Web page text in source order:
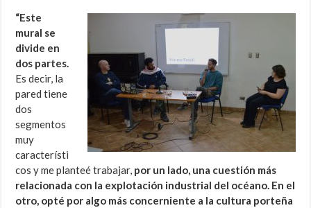
“Este
mural se
divide en
dos partes.
Es decir, la
pared tiene
dos
segmentos
muy
característi
cos y me planteé trabajar, por un lado, una cuestión más
relacionada con la explotación industrial del océano. En el
otro, opté por algo más concerniente a la cultura porteña